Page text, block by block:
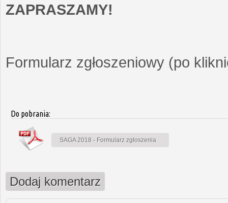
ZAPRASZAMY!
Formularz zgłoszeniowy (po
Do pobrania:
SAGA 2018 - Formularz zgłoszenia
Dodaj komentarz